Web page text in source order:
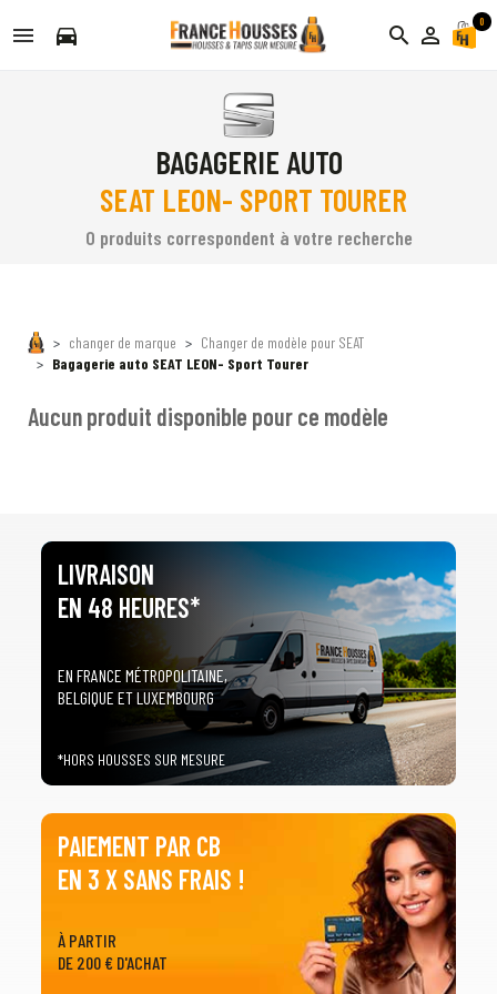
directions_car search person_outline
0
BAGAGERIE AUTO
SEAT LEON- SPORT TOURER
0 produits correspondent à votre recherche
changer de marque
Changer de modèle pour SEAT
Bagagerie auto SEAT LEON- Sport Tourer
Aucun produit disponible pour ce modèle
LIVRAISON
EN 48 HEURES*
EN FRANCE MÉTROPOLITAINE,
BELGIQUE ET LUXEMBOURG
*HORS HOUSSES SUR MESURE
PAIEMENT PAR CB
EN 3 X SANS FRAIS !
À PARTIR
DE 200 € D'ACHAT